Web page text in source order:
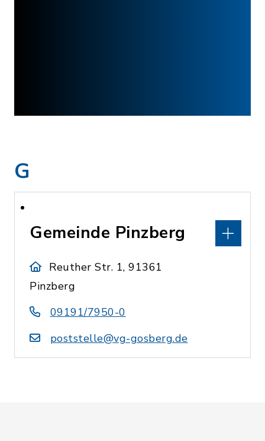
G
Gemeinde Pinzberg
Reuther Str. 1, 91361
Pinzberg
09191/7950-0
poststelle@vg-gosberg.de